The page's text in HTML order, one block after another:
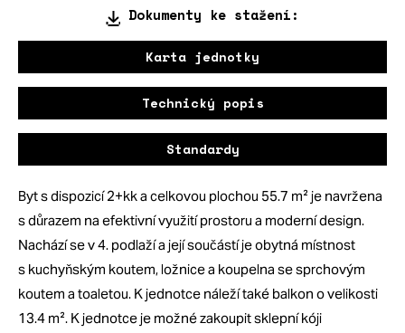
Dokumenty ke stažení:
Karta jednotky
Technický popis
Standardy
Byt s dispozicí 2+kk a celkovou plochou 55.7 m² je navržena
s důrazem na efektivní využití prostoru a moderní design.
Nachází se v 4. podlaží a její součástí je obytná místnost
s kuchyňským koutem, ložnice a koupelna se sprchovým
koutem a toaletou. K jednotce náleží také balkon o velikosti
13.4 m². K jednotce je možné zakoupit sklepní kóji